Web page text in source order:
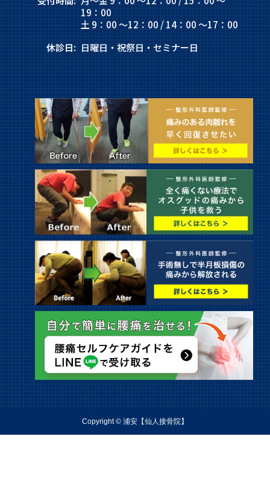
19：00
土 9：00 ～12：00 / 14：00 ～17：00
休診日: 日曜日・祝祭日・セミナー日
Copyright © 浦安【仙人接骨院】